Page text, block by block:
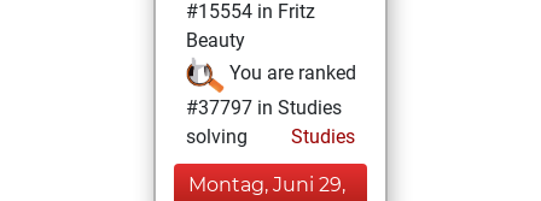
#15554 in Fritz
Beauty
You are ranked
#37797 in Studies
solving
Studies
Montag, Juni 29,